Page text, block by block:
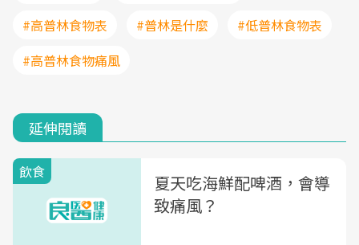
#高普林食物表
#普林是什麼
#低普林食物表
#高普林食物痛風
延伸閱讀
飲食
夏天吃海鮮配啤酒，會導
致痛風？